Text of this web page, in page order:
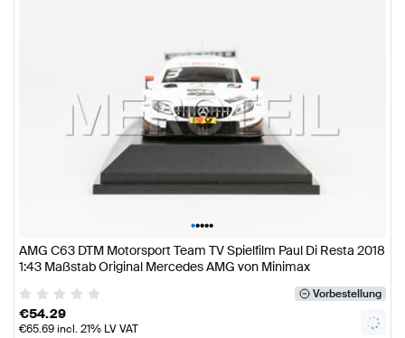
•••••
AMG C63 DTM Motorsport Team TV Spielfilm Paul Di Resta 2018
1:43 Maßstab Original Mercedes AMG von Minimax
Vorbestellung
€54.29
€65.69incl. 21% LV VAT